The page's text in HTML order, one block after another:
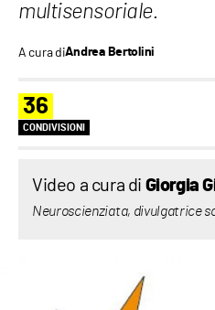
multisensoriale.
A cura diAndrea Bertolini
36
CONDIVISIONI
Video a cura di Giorgia
Neuroscienziata, divulgatrice